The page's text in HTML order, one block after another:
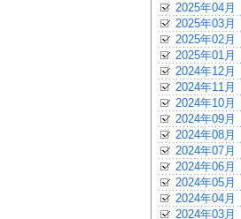
2025年04月
2025年03月
2025年02月
2025年01月
2024年12月
2024年11月
2024年10月
2024年09月
2024年08月
2024年07月
2024年06月
2024年05月
2024年04月
2024年03月